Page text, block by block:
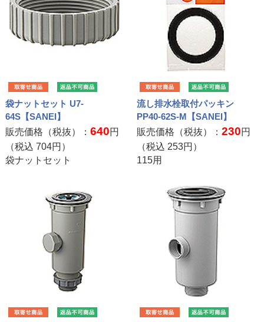
袋ナットセット U7-
64S【SANEI】
販売価格（税抜）： 640円
（税込 704円）
袋ナットセット
流し排水栓取付パッキン
PP40-62S-M【SANEI】
販売価格（税抜）：230円
（税込 253円）
115用